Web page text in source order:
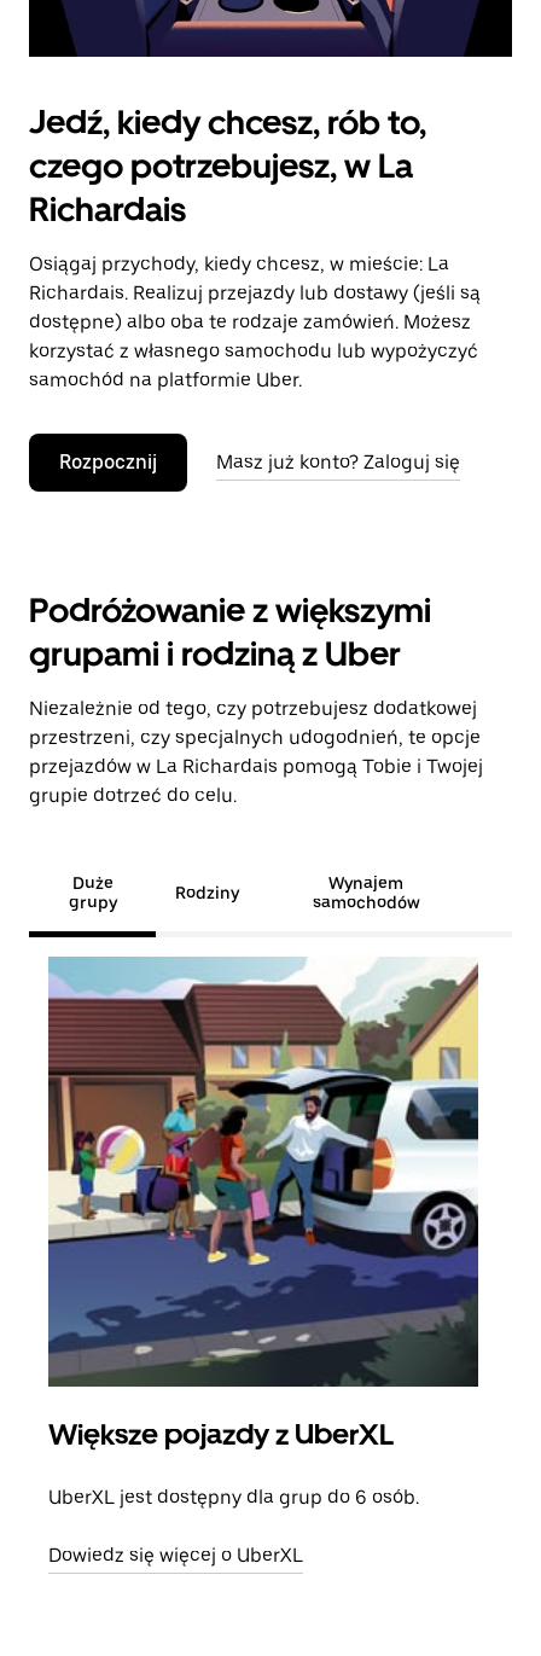
Jedź, kiedy chcesz, rób to,
czego potrzebujesz, w La
Richardais
Osiągaj przychody, kiedy chcesz, w mieście: La
Richardais. Realizuj przejazdy lub dostawy (jeśli są
dostępne) albo oba te rodzaje zamówień. Możesz
korzystać z własnego samochodu lub wypożyczyć
samochód na platformie Uber.
Rozpocznij Masz już konto? Zaloguj się
Podróżowanie z większymi
grupami i rodziną z Uber
Niezależnie od tego, czy potrzebujesz dodatkowej
przestrzeni, czy specjalnych udogodnień, te opcje
przejazdów w La Richardais pomogą Tobie i Twojej
grupie dotrzeć do celu.
Duże
grupy
Rodziny
Wynajem
samochodów
Większe pojazdy z UberXL
UberXL jest dostępny dla grup do 6 osób.
Dowiedz się więcej o UberXL